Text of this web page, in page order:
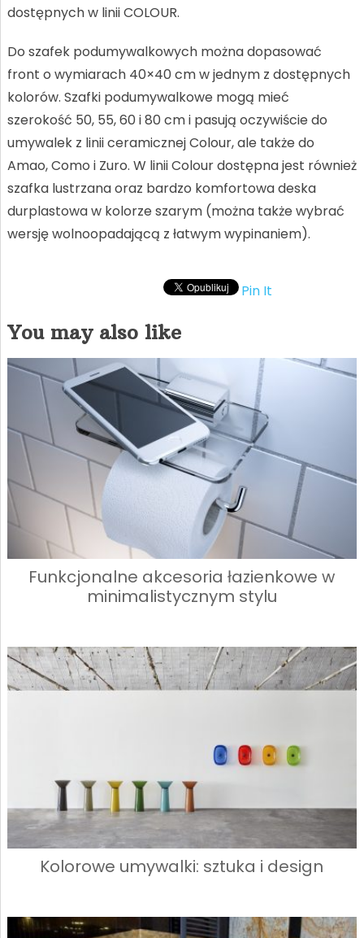
dostępnych w linii COLOUR.
Do szafek podumywalkowych można dopasować
front o wymiarach 40×40 cm w jednym z dostępnych
kolorów. Szafki podumywalkowe mogą mieć
szerokość 50, 55, 60 i 80 cm i pasują oczywiście do
umywalek z linii ceramicznej Colour, ale także do
Amao, Como i Zuro. W linii Colour dostępna jest również
szafka lustrzana oraz bardzo komfortowa deska
durplastowa w kolorze szarym (można także wybrać
wersję wolnoopadającą z łatwym wypinaniem).
Pin It
You may also like
Funkcjonalne akcesoria łazienkowe w
minimalistycznym stylu
Kolorowe umywalki: sztuka i design